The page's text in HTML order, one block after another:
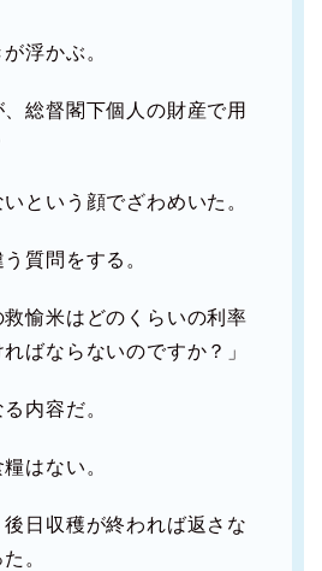
浮かぶ。
総督閣下個人の財産で用
という顔でざわめいた。
質問をする。
救愉米はどのくらいの利率
ばならないのですか？」
内容だ。
はない。
日収穫が終われば返さな
。